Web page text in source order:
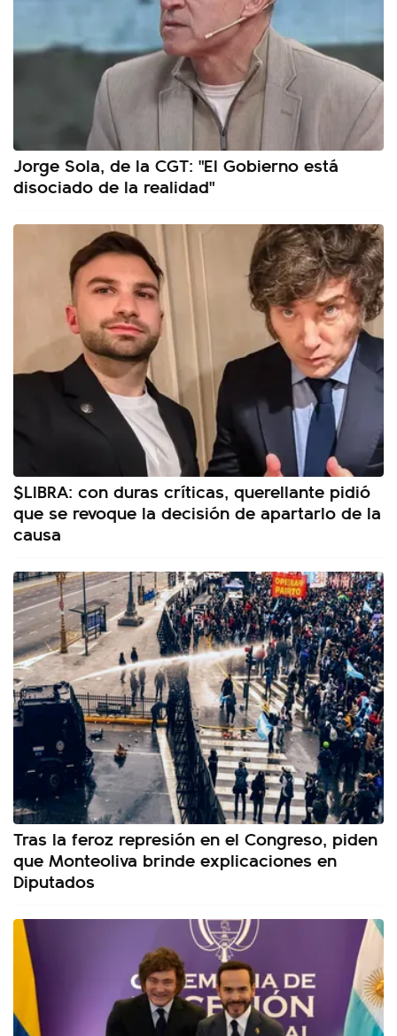
Jorge Sola, de la CGT: "El Gobierno está
disociado de la realidad"
$LIBRA: con duras críticas, querellante pidió
que se revoque la decisión de apartarlo de la
causa
Tras la feroz represión en el Congreso, piden
que Monteoliva brinde explicaciones en
Diputados